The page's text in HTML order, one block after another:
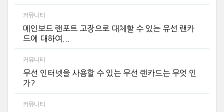
커뮤니티
메인보드 랜포트 고장으로 대체할 수 있는 유선 랜카
드에 대하여...
커뮤니티
무선 인터넷을 사용할 수 있는 무선 랜카드는 무엇 인
가?
커뮤니티